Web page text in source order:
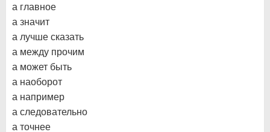
а главное
а значит
а лучше сказать
а между прочим
а может быть
а наоборот
а например
а следовательно
а точнее